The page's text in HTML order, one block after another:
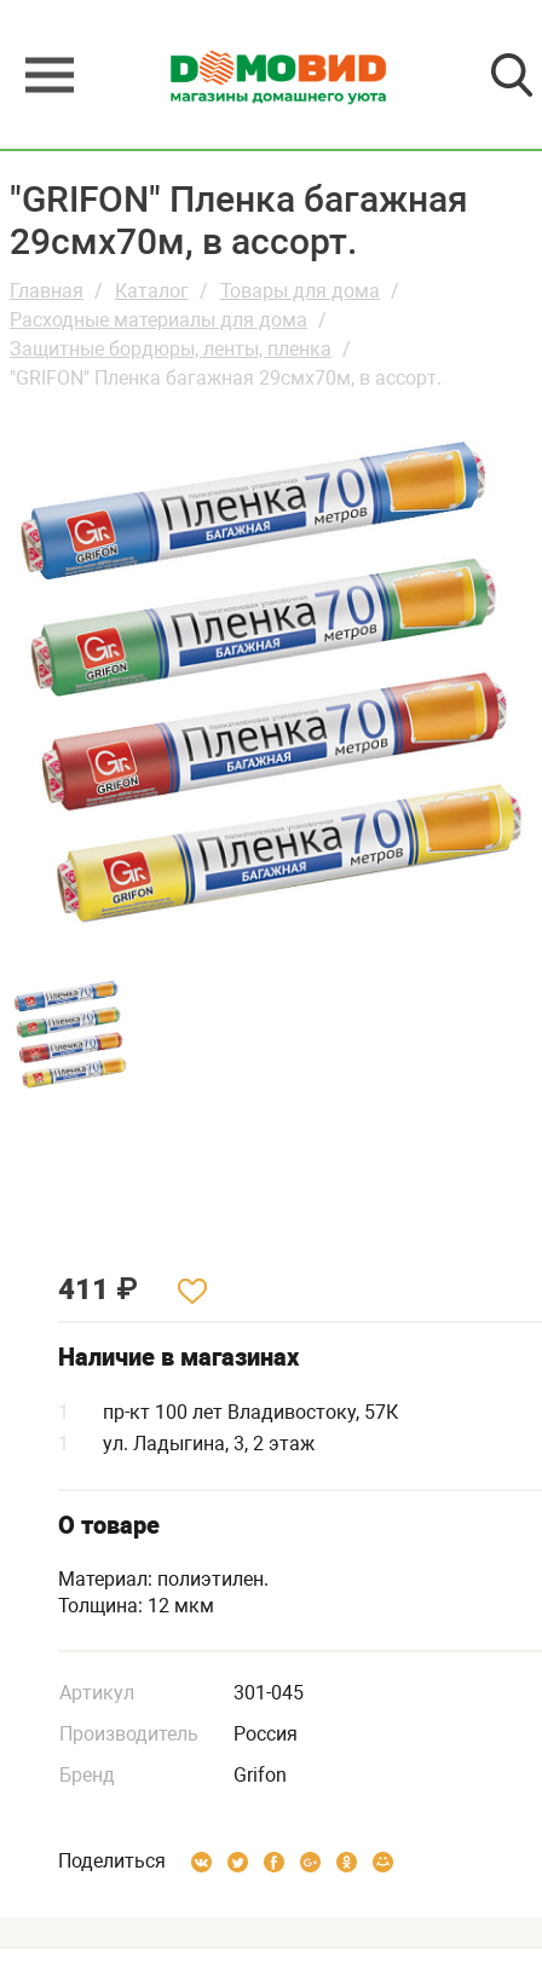
"GRIFON" Пленка багажная
29смх70м, в ассорт.
Главная Каталог
Товары для дома
Расходные материалы для дома
Защитные бордюры, ленты, пленка
"GRIFON" Пленка багажная 29смх70м, в ассорт.
411 ₽
Наличие в магазинах
1
пр-кт 100 лет Владивостоку, 57К
1
ул. Ладыгина, 3, 2 этаж
О товаре
Материал: полиэтилен.
Толщина: 12 мкм
Артикул
301-045
Производитель
Россия
Бренд
Grifon
Поделиться